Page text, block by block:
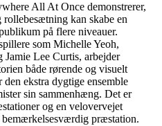
All At Once demonstrerer,
rollebesætning kan skabe en
på flere niveauer.
som Michelle Yeoh,
Lee Curtis, arbejder
både rørende og visuelt
ekstra dygtige ensemble
sin sammenhæng. Det er
og en velovervejet
præstation.